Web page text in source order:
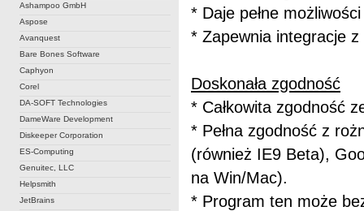
Ashampoo GmbH
Aspose
Avanquest
Bare Bones Software
Caphyon
Corel
DA-SOFT Technologies
DameWare Development
Diskeeper Corporation
ES-Computing
Genuitec, LLC
Helpsmith
JetBrains
* Daje pełne
* Zapewnia integracje
Doskonała zgodność
* Całkowita zgodność
* Pełna zgodność z
(również IE9 Beta),
na Win/Mac).
* Program ten może